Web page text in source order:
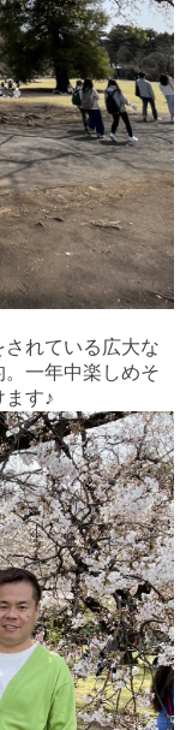
れている広大な
一年中楽しめそ
す♪